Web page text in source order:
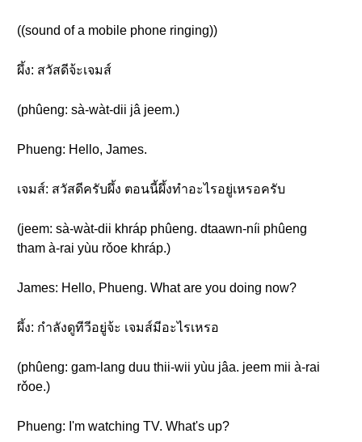
((sound of a mobile phone ringing))
ผึ้ง: สวัสดีจ้ะเจมส์
(phûeng: sà-wàt-dii jâ jeem.)
Phueng: Hello, James.
เจมส์: สวัสดีครับผึ้ง ตอนนี้ผึ้งทำอะไรอยู่เหรอครับ
(jeem: sà-wàt-dii khráp phûeng. dtaawn-níi phûeng
tham à-rai yùu rǒoe khráp.)
James: Hello, Phueng. What are you doing now?
ผึ้ง: กำลังดูทีวีอยู่จ้ะ เจมส์มีอะไรเหรอ
(phûeng: gam-lang duu thii-wii yùu jâa. jeem mii à-rai
rǒoe.)
Phueng: I'm watching TV. What's up?